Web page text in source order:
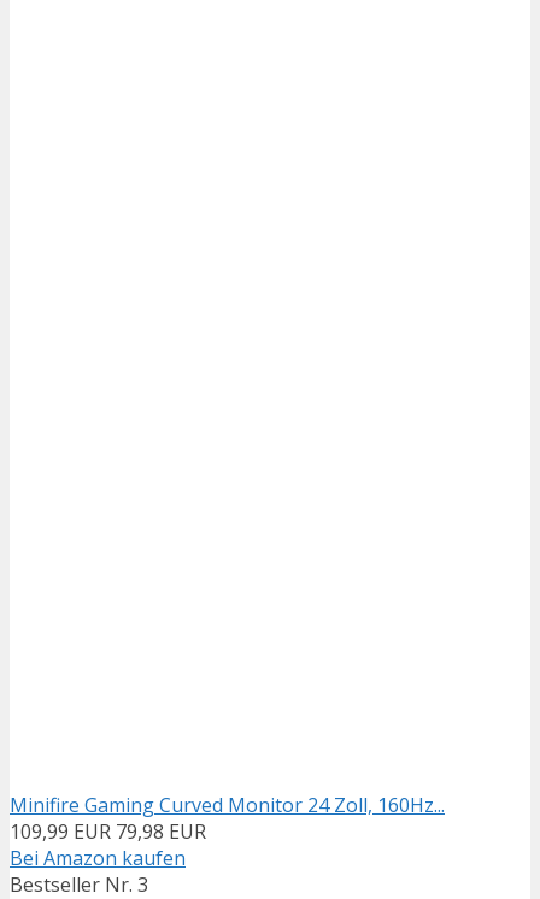
Minifire Gaming Curved Monitor 24 Zoll, 160Hz...
109,99 EUR 79,98 EUR
Bei Amazon kaufen
Bestseller Nr. 3